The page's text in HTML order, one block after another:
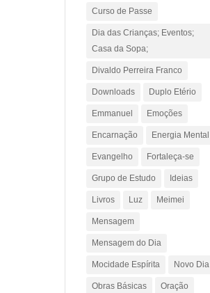
Curso de Passe
Dia das Crianças; Eventos;
Casa da Sopa;
Divaldo Perreira Franco
Downloads Duplo Etério
Emmanuel Emoções
Encarnação Energia Mental
Evangelho Fortaleça-se
Grupo de Estudo Ideias
Livros Luz Meimei
Mensagem
Mensagem do Dia
Mocidade Espírita Novo Dia
Obras Básicas Oração